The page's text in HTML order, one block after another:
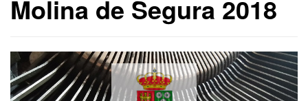
Molina de Segura 2018